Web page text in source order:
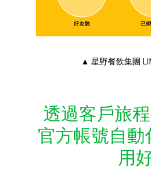
▲ 星野餐飲集團
透過客戶旅
官方帳號自動
用